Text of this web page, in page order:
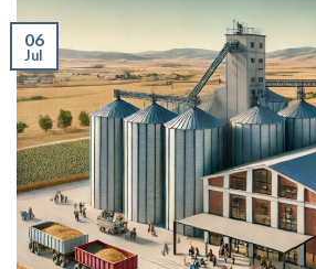
06
Jul